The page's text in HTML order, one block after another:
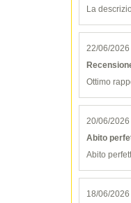
La
22/06/2026
Ottimo
20/06/2026
Abito
Abito
18/06/2026